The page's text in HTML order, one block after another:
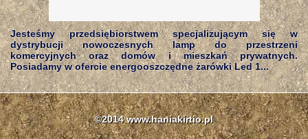
Jesteśmy przedsiębiorstwem specjalizującym się w
dystrybucji nowoczesnych lamp do przestrzeni
komercyjnych oraz domów i mieszkań prywatnych.
Posiadamy w ofercie energooszczędne żarówki Led 1...
©2014 www.haniakirtio.pl